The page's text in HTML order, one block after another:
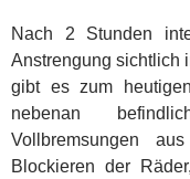
Nach 2 Stunden
Anstrengung sichtlich
gibt es zum
nebenan
Vollbremsungen
Blockieren der